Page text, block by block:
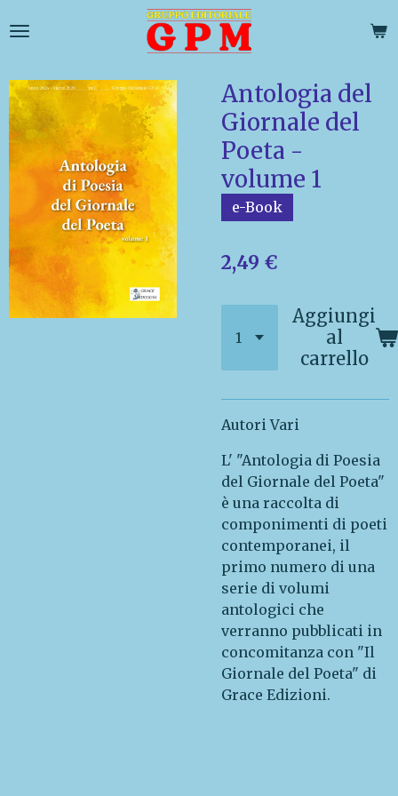
al
principale
Antologia del
Giornale del
Poeta -
volume 1
e-Book
2,49 €
Aggiungi
al
carrello
Autori Vari
L' "Antologia di Poesia
del Giornale del Poeta"
è una raccolta di
componimenti di poeti
contemporanei, il
primo numero di una
serie di volumi
antologici che
verranno pubblicati in
concomitanza con "Il
Giornale del Poeta" di
Grace Edizioni.